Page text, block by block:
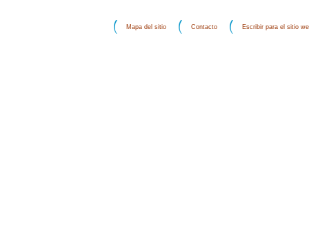
Mapa del sitio Contacto Escribir para el sitio